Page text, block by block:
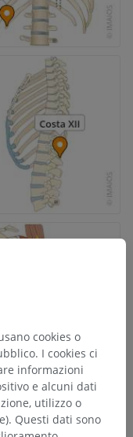
cookies o
I cookies ci
informazioni
e alcuni dati
utilizzo o
Questi dati sono